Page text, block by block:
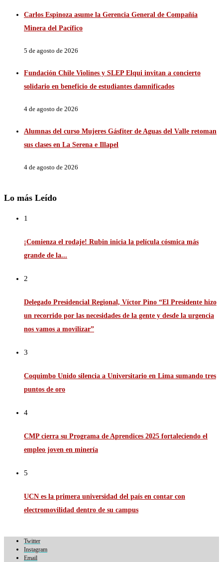
Carlos Espinoza asume la Gerencia General de Compañía
Minera del Pacífico
5 de agosto de 2026
Fundación Chile Violines y SLEP Elqui invitan a concierto
solidario en beneficio de estudiantes damnificados
4 de agosto de 2026
Alumnas del curso Mujeres Gásfiter de Aguas del Valle retoman
sus clases en La Serena e Illapel
4 de agosto de 2026
Lo más Leído
1
¡Comienza el rodaje! Rubin inicia la película cósmica más
grande de la...
2
Delegado Presidencial Regional, Víctor Pino “El Presidente hizo
un recorrido por las necesidades de la gente y desde la urgencia
nos vamos a movilizar”
3
Coquimbo Unido silencia a Universitario en Lima sumando tres
puntos de oro
4
CMP cierra su Programa de Aprendices 2025 fortaleciendo el
empleo joven en minería
5
UCN es la primera universidad del país en contar con
electromovilidad dentro de su campus
Twitter
Instagram
Email